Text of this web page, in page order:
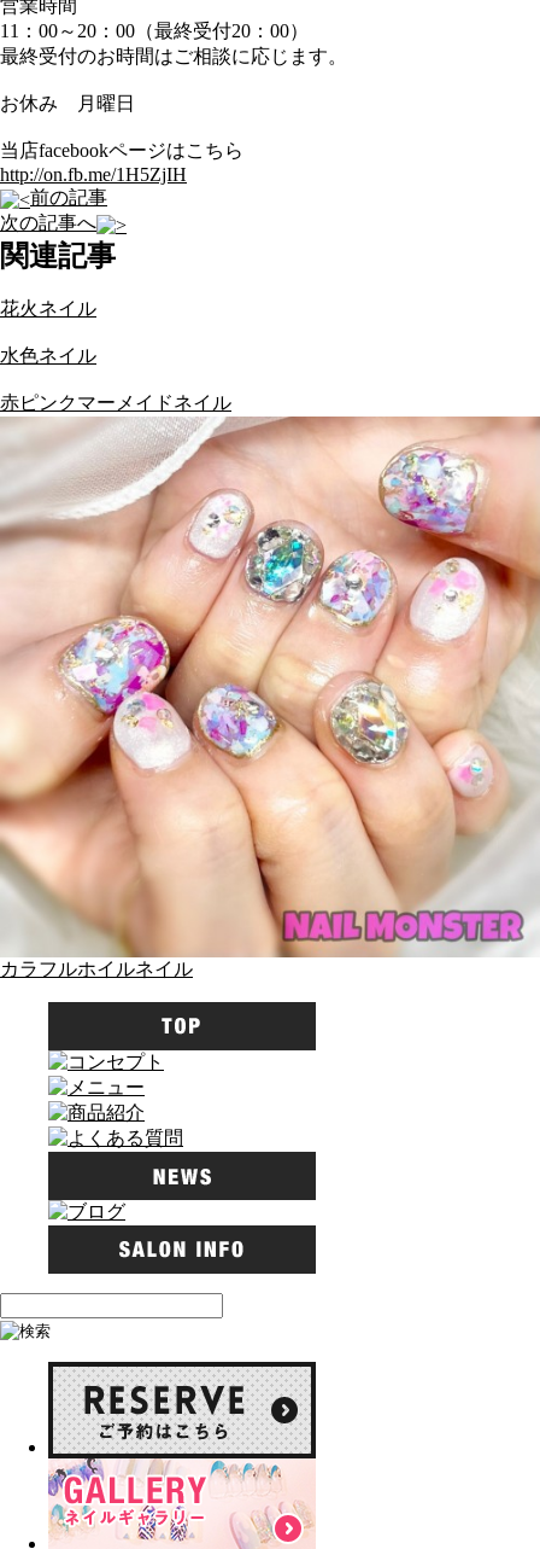
営業時間
11：00～20：00（最終受付20：00）
最終受付のお時間はご相談に応じます。
お休み 月曜日
当店facebookページはこちら
http://on.fb.me/1H5ZjIH
前の記事
次の記事へ
関連記事
花火ネイル
水色ネイル
赤ピンクマーメイドネイル
カラフルホイルネイル